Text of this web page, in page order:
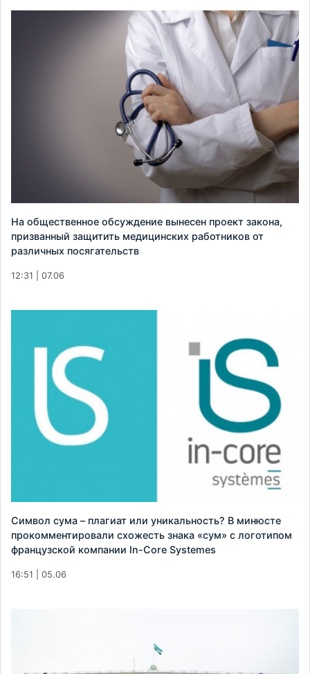
На общественное обсуждение вынесен проект закона,
призванный защитить медицинских работников от
различных посягательств
12:31 | 07.06
Символ сума – плагиат или уникальность? В минюсте
прокомментировали схожесть знака «сум» с логотипом
французской компании In-Core Systemes
16:51 | 05.06